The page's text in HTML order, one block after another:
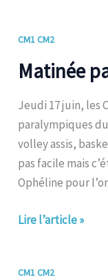
CM1 CM2
Matinée
Jeudi 17 juin, les
paralympiques
volley assis,
pas facile mais
Ophéline pour
Matinée
paralympique
Lire l’article »
CM1 CM2
Sortie